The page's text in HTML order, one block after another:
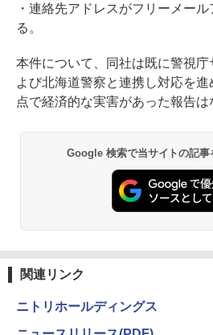
・連絡先アドレスがフリーメー
る。
本件について、同社は既に警視
よび北海道警察と連携し対応を
点で経済的な実害があった報告は
Google 検索で当サイトの記事
関連リンク
ニトリホールディングス